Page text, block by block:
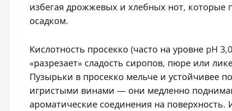
избегая дрожжевых и хлебных нот, которые
осадком.
Кислотность просекко (часто на уровне pH
«разрезает» сладость сиропов, пюре или
Пузырьки в просекко мельче и устойчивее
игристыми винами — они медленно
ароматические соединения на